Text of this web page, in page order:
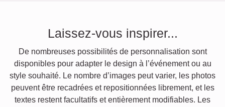
Laissez-vous inspirer...
De nombreuses possibilités de personnalisation sont
disponibles pour adapter le design à l’événement ou au
style souhaité. Le nombre d’images peut varier, les photos
peuvent être recadrées et repositionnées librement, et les
textes restent facultatifs et entièrement modifiables. Les